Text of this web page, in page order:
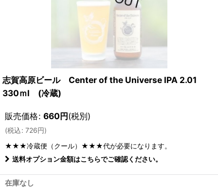
志賀高原ビール Center of the Universe IPA 2.01
330ｍl (冷蔵)
販売価格: 660円(税別)
(税込: 726円)
★★★冷蔵便（クール）★★★代が必要になります。
送料オプション金額はこちらでご確認ください。
在庫なし